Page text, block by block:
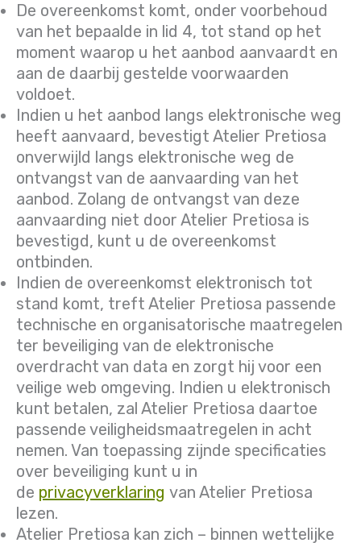
De overeenkomst komt, onder voorbehoud
van het bepaalde in lid 4, tot stand op het
moment waarop u het aanbod aanvaardt en
aan de daarbij gestelde voorwaarden
voldoet.
Indien u het aanbod langs elektronische weg
heeft aanvaard, bevestigt Atelier Pretiosa
onverwijld langs elektronische weg de
ontvangst van de aanvaarding van het
aanbod. Zolang de ontvangst van deze
aanvaarding niet door Atelier Pretiosa is
bevestigd, kunt u de overeenkomst
ontbinden.
Indien de overeenkomst elektronisch tot
stand komt, treft Atelier Pretiosa passende
technische en organisatorische maatregelen
ter beveiliging van de elektronische
overdracht van data en zorgt hij voor een
veilige web omgeving. Indien u elektronisch
kunt betalen, zal Atelier Pretiosa daartoe
passende veiligheidsmaatregelen in acht
nemen. Van toepassing zijnde specificaties
over beveiliging kunt u in
de privacyverklaring van Atelier Pretiosa
lezen.
Atelier Pretiosa kan zich – binnen wettelijke